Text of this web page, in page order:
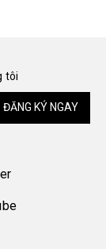
tôi
ĐĂNG KÝ NGAY